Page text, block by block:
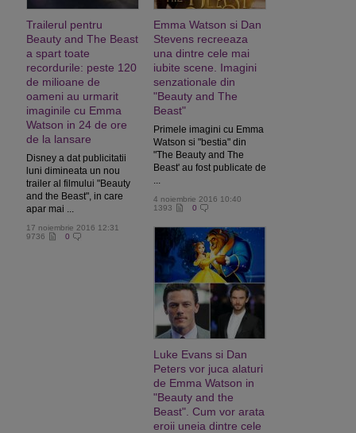
Trailerul pentru
Beauty and The Beast
a spart toate
recordurile: peste 120
de milioane de
oameni au urmarit
imaginile cu Emma
Watson in 24 de ore
de la lansare
Disney a dat publicitatii
luni dimineata un nou
trailer al filmului "Beauty
and the Beast", in care
apar mai ...
17 noiembrie 2016 12:31
9736
0
Emma Watson si Dan
Stevens recreeaza
una dintre cele mai
iubite scene. Imagini
senzationale din
"Beauty and The
Beast"
Primele imagini cu Emma
Watson si "bestia" din
"The Beauty and The
Beast' au fost publicate de
...
4 noiembrie 2016 10:40
1393
0
Luke Evans si Dan
Peters vor juca alaturi
de Emma Watson in
"Beauty and the
Beast". Cum vor arata
eroii uneia dintre cele